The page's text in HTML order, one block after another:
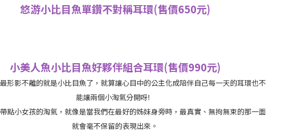
悠游小比目魚單鑽不對稱耳環(售價650元)
小美人魚小比目魚好夥伴組合耳環(售價990元)
形影不離的就是小比目魚了，就算讓心目中的公主化成陪伴自己每一天的耳環也不
能讓兩個小淘氣分開呀!
點小女孩的淘氣，就像是當我們在最好的姊妹身旁時，最真實、無拘無束的那一面
就會毫不保留的表現出來。